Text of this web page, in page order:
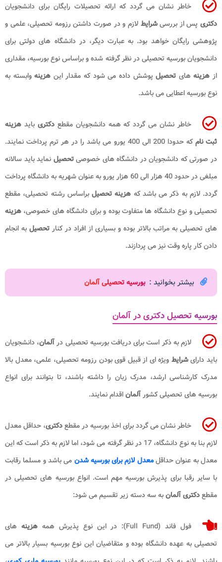
خاطر نشان می گردد که ارائه تحصیلات رایگان برای دانشجویان
دکتری پس از بررسیشرایطلازم و در صورت داشتن رزومه تحصیلی، علمی و
پژوهشی رایگان خواهد بود. به عبارت دیگر، در دانشگاه های دولتی برای
دانشجویان بورسیه تحصیلی در نظر گرفته شده و براساس نوع بورسیه، مقداری
از هزینه های تحصیل پوشش داده می شود که مقدار این هزینهوابسته به
نوع بورسیه اعطایی می باشد.
خاطر نشان می گردد که همه دانشجویان مقطعدکتریباید هزینه
ثبت نام
که حدودا 200 الی 400 یورو می باشد را در هر ترم پرداخت نمایند.
در صورتی که دانشجویان در دانشگاه های خصوصیتحصیل نماید باید سالانه
مبلغی در حدود 40 هزار الی 60 هزار یورو به عنوان شهریه به دانشگاه پرداخت
گردد. لازم به ذکر می باشد که هزینه تحصیلبراساس رشته تحصیلی، مقطع
تحصیلی و نوع دانشگاه ها متفاوت بوده و برای دانشگاه های خصوصی، هزینه
های تحصیلی به مراتب بالاتر بوده و بسیاری از افراد در کنار تحصیل به انجام
دادن کار پاره وقت نیز می پردازند.
بیشتر بخوانید : بورسیه تحصیلی آلمان
بورسیه تحصیل دکتری در آلمان
لازم به ذکر است برای دریافت بورسیه تحصیلی درآلمان، دانشجویان
باید دارایشرایط ویژه ای از قبیل قوی بودن رزومه تحصیلی، علمی، معدل بالا
مدرک کارشناسی ارشد، مدرک زبان را داشته باشند، تا بتوانند برای انواع
بورسیه های تحصیلی کشورآلماناقدام نمایند.
خاطر نشان می گردد برای اخذ بورسیه در مقطعدکتری، حداقل معدل
لازم بنا به نوع دانشگاه، 17 در نظر گرفته می شود، اما لازم به ذکر است که این
معدل به عنوان حداقلمعدل لازم برای بورسیه شدن می باشد و مسلما رقابت
با سایر رقبا برای پذیرش بورسیه مهم است. انواع بورسیه های تحصیلی در
مقطعدکتریآلمانبه سه دسته زیر تقسیم می شود:
فول فاند (Full Fund): در این نوع پذیرش همههزینه های
تحصیلی به عهده دانشگاه بوده و متقاضیان این نوع بورسیه بسیار بالاتر می